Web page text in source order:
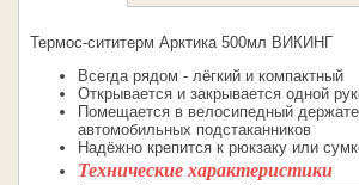
Термос-сититерм Арктика 500мл ВИКИНГ
Всегда рядом - лёгкий и компактный
Открывается и закрывается одной
Помещается в велосипедный
автомобильных подстаканников
Надёжно крепится к рюкзаку или
Технические характеристики